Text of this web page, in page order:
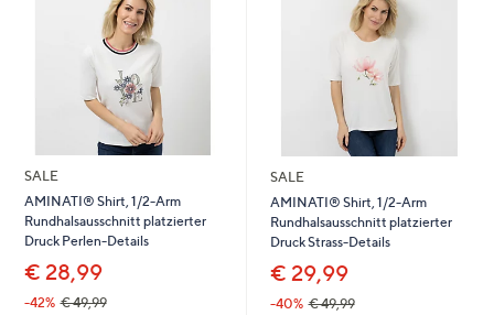
SALE
AMINATI® Shirt, 1/2-Arm
Rundhalsausschnitt platzierter
Druck Perlen-Details
€ 28,99
-42% € 49,99
SALE
AMINATI® Shirt, 1/2-Arm
Rundhalsausschnitt platzierter
Druck Strass-Details
€ 29,99
-40% € 49,99